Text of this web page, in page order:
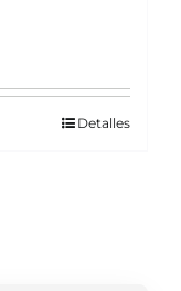
Detalles